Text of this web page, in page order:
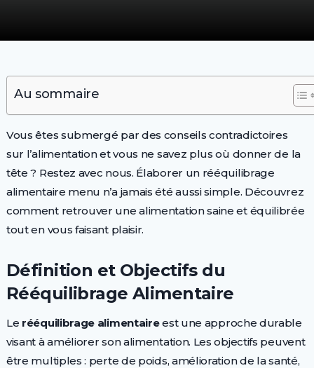
Au sommaire
Vous êtes submergé par des conseils contradictoires
sur l’alimentation et vous ne savez plus où donner de la
tête ? Restez avec nous. Élaborer un rééquilibrage
alimentaire menu n’a jamais été aussi simple. Découvrez
comment retrouver une alimentation saine et équilibrée
tout en vous faisant plaisir.
Définition et Objectifs du
Rééquilibrage Alimentaire
Le rééquilibrage alimentaireest une approche durable
visant à améliorer son alimentation. Les objectifs peuvent
être multiples : perte de poids, amélioration de la santé,